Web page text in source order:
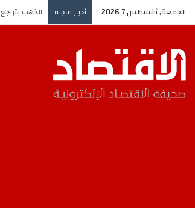
الجمعة, أغسطس 7 2026 أخبار عاجلة النفط